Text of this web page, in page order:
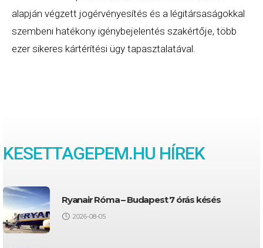
alapján végzett jogérvényesítés és a légitársaságokkal
szembeni hatékony igénybejelentés szakértője, több
ezer sikeres kártérítési ügy tapasztalatával.
KESETTAGEPEM.HU HÍREK
Ryanair Róma – Budapest 7 órás késés
2026-08-05